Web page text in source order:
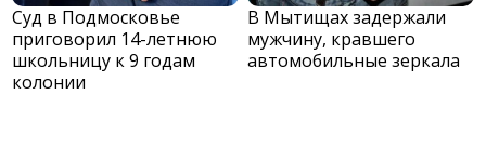
Суд в Подмосковье
приговорил 14-летнюю
школьницу к 9 годам
колонии
В Мытищах задержали
мужчину, кравшего
автомобильные зеркала